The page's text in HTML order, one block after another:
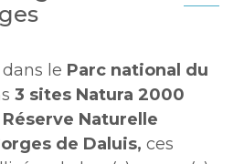
le Parc national du
3 sites Natura 2000
Réserve Naturelle
de Daluis,ces